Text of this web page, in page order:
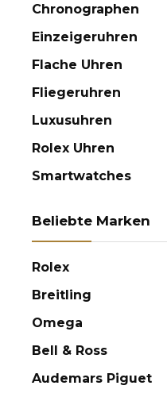
Chronographen
Einzeigeruhren
Flache Uhren
Fliegeruhren
Luxusuhren
Rolex Uhren
Smartwatches
Beliebte Marken
Rolex
Breitling
Omega
Bell & Ross
Audemars Piguet